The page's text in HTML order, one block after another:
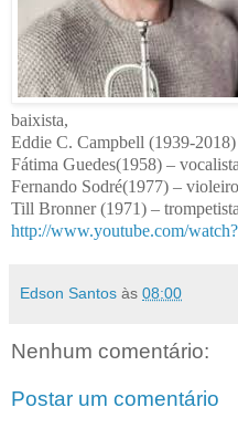
baixista,
Eddie C. Campbell (1939-
Fátima Guedes(1958) –
Fernando Sodré(1977) –
Till Bronner (1971) –
http://www.youtube.com/
Edson Santos às 08:00
Nenhum comentário:
Postar um comentário